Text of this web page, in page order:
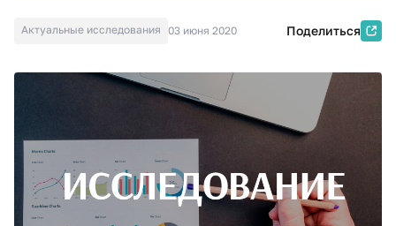
Актуальные исследования 03 июня 2020 Поделиться